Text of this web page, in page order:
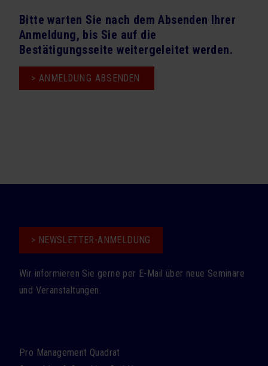
Bitte warten Sie nach dem Absenden Ihrer
Anmeldung, bis Sie auf die
Bestätigungsseite weitergeleitet werden.
> ANMELDUNG ABSENDEN
> NEWSLETTER-ANMELDUNG
Wir informieren Sie gerne per E-Mail über neue Seminare
und Veranstaltungen.
Pro Management Quadrat